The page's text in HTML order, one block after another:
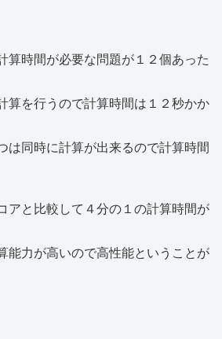
算時間が必要な問題が１２個あった
算を行うので計算時間は１２秒かか
は同時に計算が出来るので計算時間
アと比較して４分の１の計算時間が
能力が高いので高性能ということが